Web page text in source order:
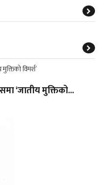
‘जातीय मुक्तिको...